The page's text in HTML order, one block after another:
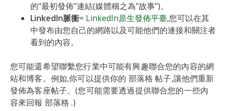
的"最初發佈"連結(媒體稱之為"故事")。
LinkedIn脈衝= LinkedIn原生發佈平臺,您可以在其
中發布由您自己的網路以及可能他們的連接和關注者
看到的內容。
您可能還希望聯繫您行業中可能有興趣聯合您的內容的網
站和博客。例如,你可以提供你的 部落格 帖子,讓他們重新
發佈為客座帖子。(您可能需要透過提供聯合您的一些內
容來回報 部落格 .)